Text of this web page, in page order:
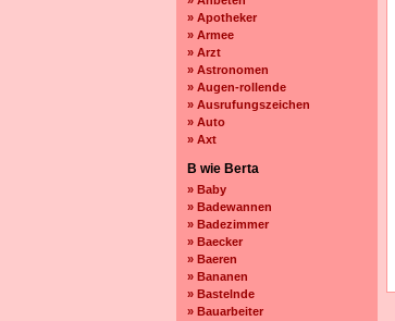
» Apotheker
» Armee
» Arzt
» Astronomen
» Augen-rollende
» Ausrufungszeichen
» Auto
» Axt
B wie Berta
» Baby
» Badewannen
» Badezimmer
» Baecker
» Baeren
» Bananen
» Bastelnde
» Bauarbeiter